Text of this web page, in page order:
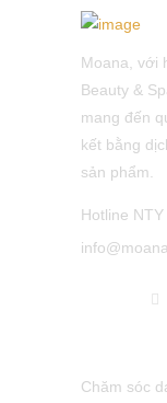
Moana, với
Beauty &
mang đến
kết bằng
sản phẩm.
Hotline
Chăm sóc